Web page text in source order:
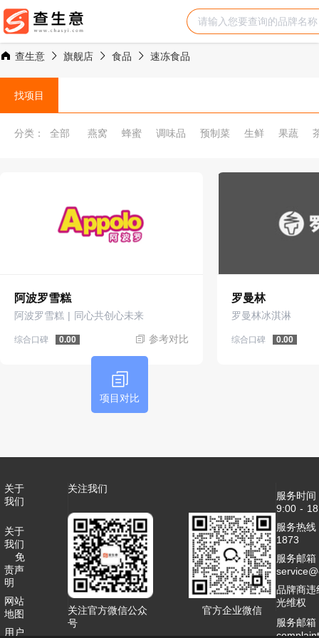
查生意 旗舰店 食品 速冻食品
找项目
分类： 全部 燕窝 蜂蜜 调味品 预制菜 生鲜 果蔬
阿波罗雪糕
阿波罗雪糕 | 同心共创心未来
综合口碑 0.00 参考对比
罗曼林
罗曼林冰淇淋
综合口碑 0.00
项目对比
关于
我们
关于
我们
免
责声
明
网站
地图
用户
关注我们
关注官方微信公众
号
官方企业微信
服务时
9:00 -
服务热
1873
服务邮箱
品牌商违
光维权
服务邮箱